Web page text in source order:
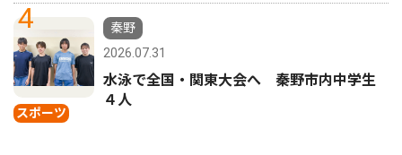
4
スポーツ
秦野
2026.07.31
水泳で全国・関東大会へ 秦野市内中学生
４人